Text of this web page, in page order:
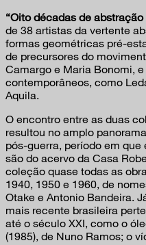
“Oito décadas de
de 38 artistas da vertente
formas geométricas pré-
de precursores do
Camargo e Maria Bonomi,
contemporâneos, como
Aquila.
O encontro entre as duas
resultou no amplo
pós-guerra, período em que
são do acervo da Casa
coleção quase todas as
1940, 1950 e 1960, de
Otake e Antonio Bandeira.
mais recente brasileira
até o século XXI, como o
(1985), de Nuno Ramos; o